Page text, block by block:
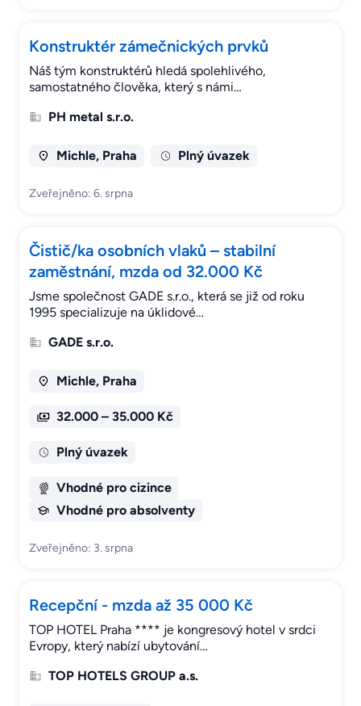
Konstruktér zámečnických prvků
Náš tým konstruktérů hledá spolehlivého,
samostatného člověka, který s námi…
PH metal s.r.o.
Michle, Praha Plný úvazek
Zveřejněno: 6. srpna
Čistič/ka osobních vlaků – stabilní
zaměstnání, mzda od 32.000 Kč
Jsme společnost GADE s.r.o., která se již od roku
1995 specializuje na úklidové…
GADE s.r.o.
Michle, Praha
32.000 – 35.000 Kč
Plný úvazek
Vhodné pro cizince
Vhodné pro absolventy
Zveřejněno: 3. srpna
Recepční - mzda až 35 000 Kč
TOP HOTEL Praha **** je kongresový hotel v srdci
Evropy, který nabízí ubytování…
TOP HOTELS GROUP a.s.